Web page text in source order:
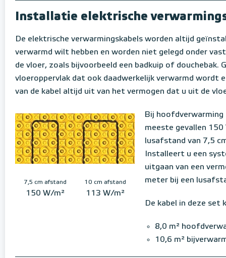
Installatie elektrische
De elektrische verwarmingskabels worden altijd
verwarmd wilt hebben en worden niet gelegd onder
de vloer, zoals bijvoorbeeld een badkuip of
vloeroppervlak dat ook daadwerkelijk verwarmd wordt
van de kabel altijd uit van het vermogen dat u uit de
7,5 cm afstand
150 W/m²
10 cm afstand
113 W/m²
Bij
meeste gevallen
lusafstand van 7,5
Installeert u een
uitgaan van een
meter bij een
De kabel in deze set
8,0 m²
10,6 m²